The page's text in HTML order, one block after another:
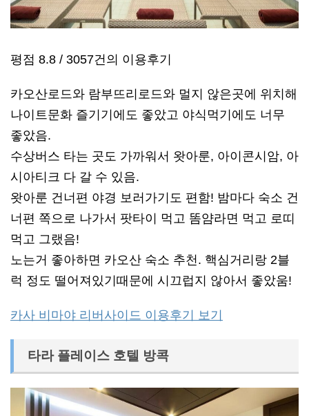
평점 8.8 / 3057건의 이용후기
카오산로드와 람부뜨리로드와 멀지 않은곳에 위치해
나이트문화 즐기기에도 좋았고 야식먹기에도 너무
좋았음.
수상버스 타는 곳도 가까워서 왓아룬, 아이콘시암, 아
시아티크 다 갈 수 있음.
왓아룬 건너편 야경 보러가기도 편함! 밤마다 숙소 건
너편 쪽으로 나가서 팟타이 먹고 똠얌라면 먹고 로띠
먹고 그랬음!
노는거 좋아하면 카오산 숙소 추천. 핵심거리랑 2블
럭 정도 떨어져있기때문에 시끄럽지 않아서 좋았움!
카사 비마야 리버사이드 이용후기 보기
타라 플레이스 호텔 방콕